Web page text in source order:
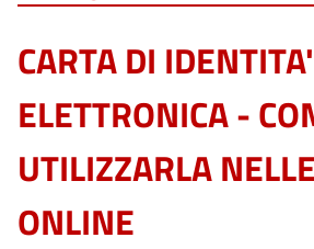
CARTA DI IDENTITA'
ELETTRONICA -
UTILIZZARLA
ONLINE